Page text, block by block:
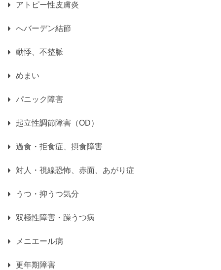
アトピー性皮膚炎
へバーデン結節
動悸、不整脈
めまい
パニック障害
起立性調節障害（OD）
過食・拒食症、摂食障害
対人・視線恐怖、赤面、あがり症
うつ・抑うつ気分
双極性障害・躁うつ病
メニエール病
更年期障害